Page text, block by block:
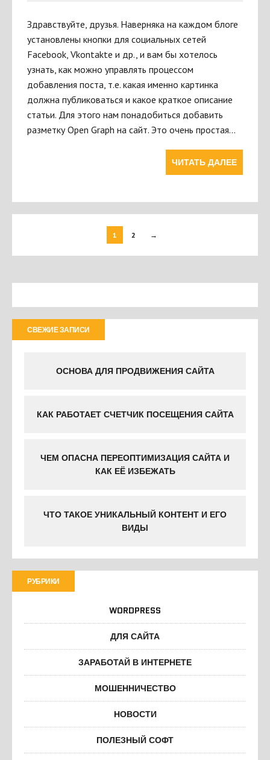
Здравствуйте, друзья. Наверняка на каждом блоге
установлены кнопки для социальных сетей
Facebook, Vkontakte и др., и вам бы хотелось
узнать, как можно управлять процессом
добавления поста, т.е. какая именно картинка
должна публиковаться и какое краткое описание
статьи. Для этого нам понадобиться добавить
разметку Open Graph на сайт. Это очень простая…
ЧИТАТЬ ДАЛЕЕ
1 2 →
СВЕЖИЕ ЗАПИСИ
ОСНОВА ДЛЯ ПРОДВИЖЕНИЯ САЙТА
КАК РАБОТАЕТ СЧЕТЧИК ПОСЕЩЕНИЯ САЙТА
ЧЕМ ОПАСНА ПЕРЕОПТИМИЗАЦИЯ САЙТА И
КАК ЕЁ ИЗБЕЖАТЬ
ЧТО ТАКОЕ УНИКАЛЬНЫЙ КОНТЕНТ И ЕГО
ВИДЫ
РУБРИКИ
WORDPRESS
ДЛЯ САЙТА
ЗАРАБОТАЙ В ИНТЕРНЕТЕ
МОШЕННИЧЕСТВО
НОВОСТИ
ПОЛЕЗНЫЙ СОФТ